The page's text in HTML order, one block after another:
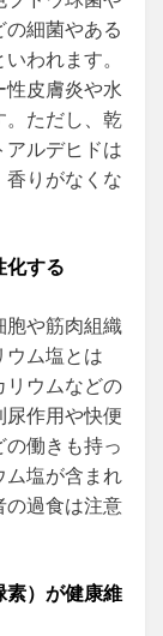
の細菌やある
われます。
性皮膚炎や水
。ただし、乾
アルデヒドは
香りがなくな
化する
胞や筋肉組織
ウム塩とは
リウムなどの
尿作用や快便
働きも持っ
ム塩が含まれ
の過食は注意
素）が健康維